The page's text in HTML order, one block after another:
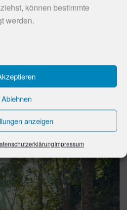
können bestimmte
werden.
Ablehnen
anzeigen
Impressum